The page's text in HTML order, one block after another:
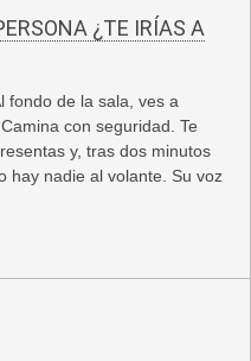
¿TE IRÍAS A
fondo de la sala, ves a
con seguridad. Te
y, tras dos minutos
hay nadie al volante. Su voz